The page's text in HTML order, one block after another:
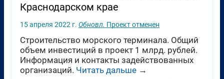
Краснодарском крае
15 апреля 2022 г. Обновл. Проект отменен
Строительство морского терминала. Общий
объем инвестиций в проект 1 млрд. рублей.
Информация и контакты задействованных
организаций. Читать дальше →